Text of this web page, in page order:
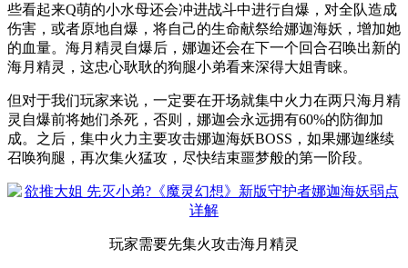
些看起来Q萌的小水母还会冲进战斗中进行自爆，对全队造成
伤害，或者原地自爆，将自己的生命献祭给娜迦海妖，增加她
的血量。海月精灵自爆后，娜迦还会在下一个回合召唤出新的
海月精灵，这忠心耿耿的狗腿小弟看来深得大姐青睐。
但对于我们玩家来说，一定要在开场就集中火力在两只海月精
灵自爆前将她们杀死，否则，娜迦会永远拥有60%的防御加
成。之后，集中火力主要攻击娜迦海妖BOSS，如果娜迦继续
召唤狗腿，再次集火猛攻，尽快结束噩梦般的第一阶段。
玩家需要先集火攻击海月精灵